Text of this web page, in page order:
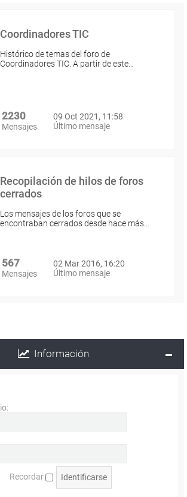
Coordinadores TIC
Histórico de temas del foro de
Coordinadores TIC. A partir de este…
2230
Mensajes
09 Oct 2021, 11:58
Último mensaje
Recopilación de hilos de foros
cerrados
Los mensajes de los foros que se
encontraban cerrados desde hace más…
567
Mensajes
02 Mar 2016, 16:20
Último mensaje
Información
Recordar